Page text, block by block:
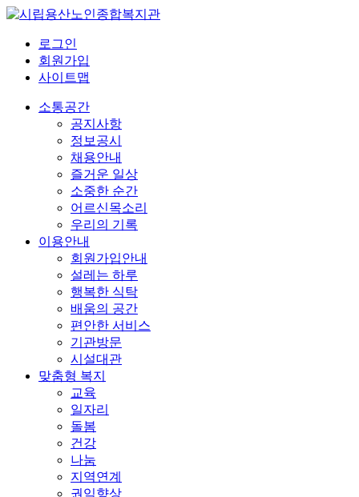
로그인
회원가입
사이트맵
소통공간
공지사항
정보공시
채용안내
즐거운 일상
소중한 순간
어르신목소리
우리의 기록
이용안내
회원가입안내
설레는 하루
행복한 식탁
배움의 공간
편안한 서비스
기관방문
시설대관
맞춤형 복지
교육
일자리
돌봄
건강
나눔
지역연계
권익향상